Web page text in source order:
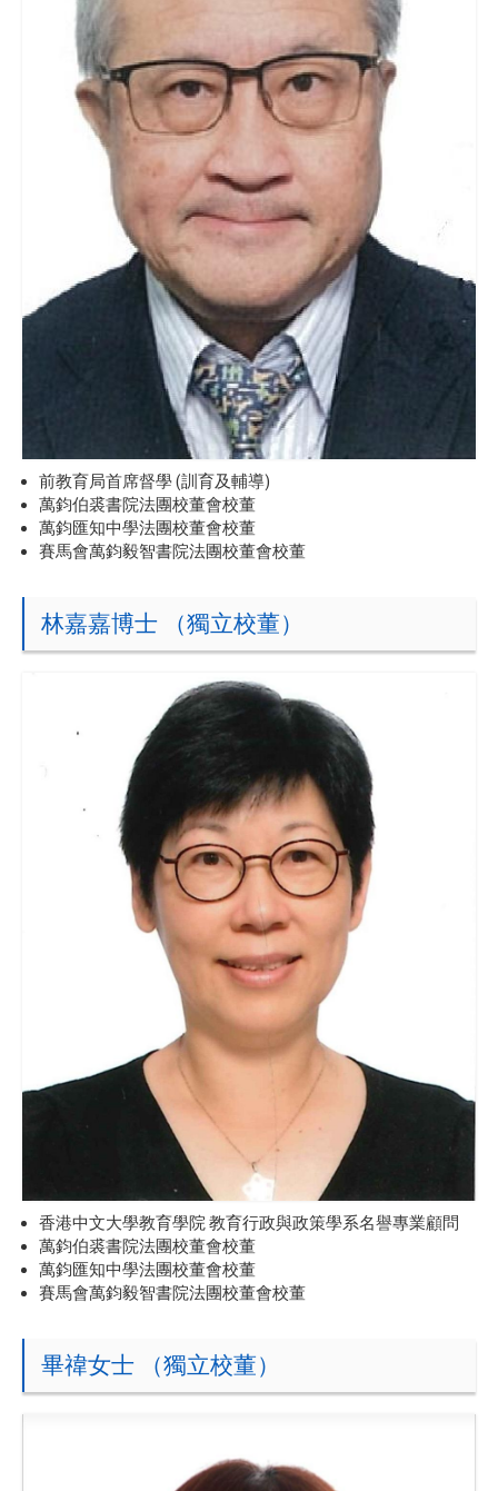
前教育局首席督學 (訓育及輔導)
萬鈞伯裘書院法團校董會校董
萬鈞匯知中學法團校董會校董
賽馬會萬鈞毅智書院法團校董會校董
林嘉嘉博士 （獨立校董）
香港中文大學教育學院 教育行政與政策學系名譽專業顧問
萬鈞伯裘書院法團校董會校董
萬鈞匯知中學法團校董會校董
賽馬會萬鈞毅智書院法團校董會校董
畢禕女士 （獨立校董）